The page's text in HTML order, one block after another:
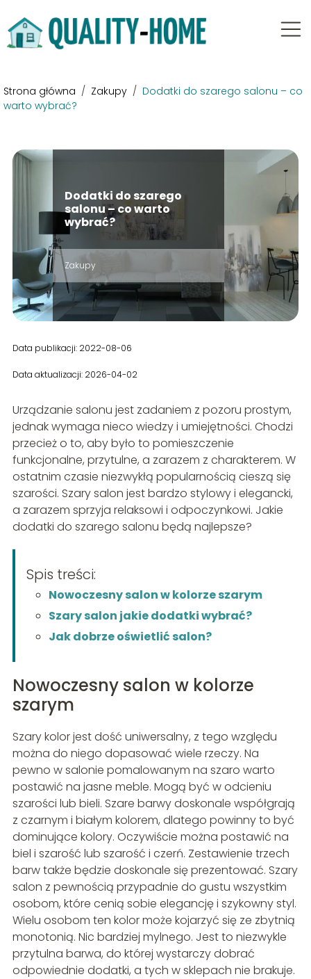
Strona główna / Zakupy / Dodatki do szarego salonu – co
warto wybrać?
Dodatki do szarego
salonu – co warto
wybrać?
Zakupy
Data publikacji: 2022-08-06
Data aktualizacji: 2026-04-02
Urządzanie salonu jest zadaniem z pozoru prostym,
jednak wymaga nieco wiedzy i umiejętności. Chodzi
przecież o to, aby było to pomieszczenie
funkcjonalne, przytulne, a zarazem z charakterem. W
ostatnim czasie niezwykłą popularnością cieszą się
szarości. Szary salon jest bardzo stylowy i elegancki,
a zarazem sprzyja relaksowi i odpoczynkowi. Jakie
dodatki do szarego salonu będą najlepsze?
Spis treści:
Nowoczesny salon w kolorze szarym
Szary salon jakie dodatki wybrać?
Jak dobrze oświetlić salon?
Nowoczesny salon w kolorze
szarym
Szary kolor jest dość uniwersalny, z tego względu
można do niego dopasować wiele rzeczy. Na
pewno w salonie pomalowanym na szaro warto
postawić na jasne meble. Mogą być w odcieniu
szarości lub bieli. Szare barwy doskonale współgrają
z czarnym i białym kolorem, dlatego powinny to być
dominujące kolory. Oczywiście można postawić na
biel i szarość lub szarość i czerń. Zestawienie trzech
barw także będzie doskonale się prezentować. Szary
salon z pewnością przypadnie do gustu wszystkim
osobom, które cenią sobie elegancję i szykowny styl.
Wielu osobom ten kolor może kojarzyć się ze zbytnią
monotonią. Nic bardziej mylnego. Jest to niezwykle
przytulna barwa, do której wystarczy dobrać
odpowiednie dodatki, a tych w sklepach nie brakuje.